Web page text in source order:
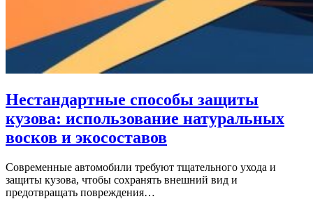
Нестандартные способы защиты
кузова: использование натуральных
восков и экосоставов
Современные автомобили требуют тщательного ухода и
защиты кузова, чтобы сохранять внешний вид и
предотвращать повреждения…